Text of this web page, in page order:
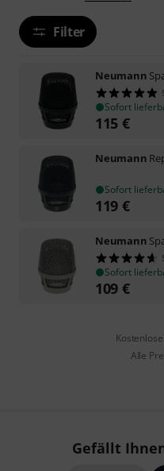
Filter
Neumann
Sofort
115 €
Neumann
Sofort
119 €
Neumann
Sofort
109 €
Alle
Gefällt